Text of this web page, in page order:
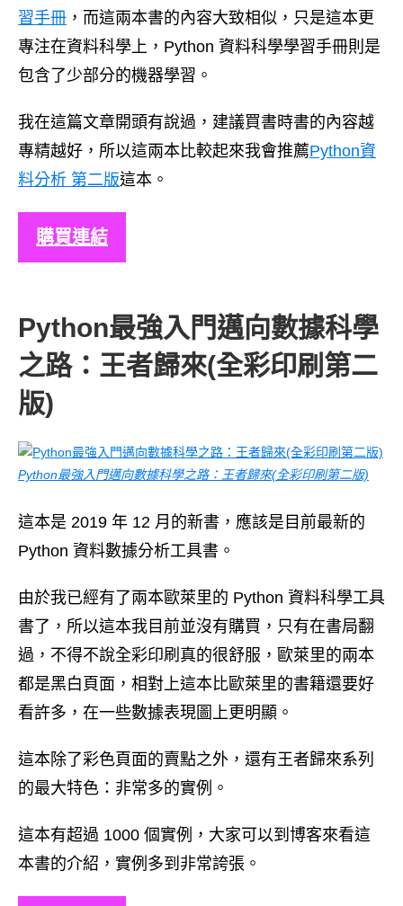
習手冊 ，而這兩本書的內容大致相似，只是這本更
專注在資料科學上，Python 資料科學學習手冊則是
包含了少部分的機器學習。
我在這篇文章開頭有說過，建議買書時書的內容越
專精越好，所以這兩本比較起來我會推薦Python資
料分析 第二版這本。
購買連結
Python最強入門邁向數據科學
之路：王者歸來(全彩印刷第二
版)
Python最強入門邁向數據科學之路：王者歸來(全彩印刷第二版)
這本是 2019 年 12 月的新書，應該是目前最新的
Python 資料數據分析工具書。
由於我已經有了兩本歐萊里的 Python 資料科學工具
書了，所以這本我目前並沒有購買，只有在書局翻
過，不得不說全彩印刷真的很舒服，歐萊里的兩本
都是黑白頁面，相對上這本比歐萊里的書籍還要好
看許多，在一些數據表現圖上更明顯。
這本除了彩色頁面的賣點之外，還有王者歸來系列
的最大特色：非常多的實例。
這本有超過 1000 個實例，大家可以到博客來看這
本書的介紹，實例多到非常誇張。